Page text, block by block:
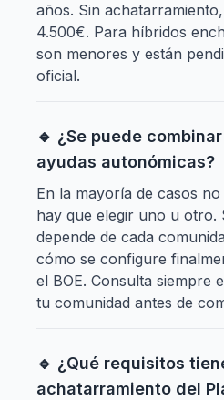
años. Sin
4.500€. Para híbridos
son menores y están
oficial.
🔹 ¿Se puede
ayudas autonómicas?
En la mayoría de casos
hay que elegir uno u otro.
depende de cada
cómo se configure
el BOE. Consulta siempre
tu comunidad antes de
🔹 ¿Qué requisitos
achatarramiento del